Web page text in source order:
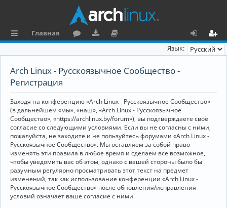
л
и
Главная
н
та
ц
и
я
х
ег
Язык:
Arch Linux - Русскоязычное Сообщество -
Регистрация
Заходя на конференцию «Arch Linux - Русскоязычное Сообщество»
(в дальнейшем «мы», «наш», «Arch Linux - Русскоязычное
Сообщество», «https://archlinux.by/forum»), вы подтверждаете своё
согласие со следующими условиями. Если вы не согласны с ними,
пожалуйста, не заходите и не пользуйтесь форумами «Arch Linux -
Русскоязычное Сообщество». Мы оставляем за собой право
изменять эти правила в любое время и сделаем всё возможное,
чтобы уведомить вас об этом, однако с вашей стороны было бы
разумным регулярно просматривать этот текст на предмет
изменений, так как использование конференции «Arch Linux -
Русскоязычное Сообщество» после обновления/исправления
условий означает ваше согласие с ними.